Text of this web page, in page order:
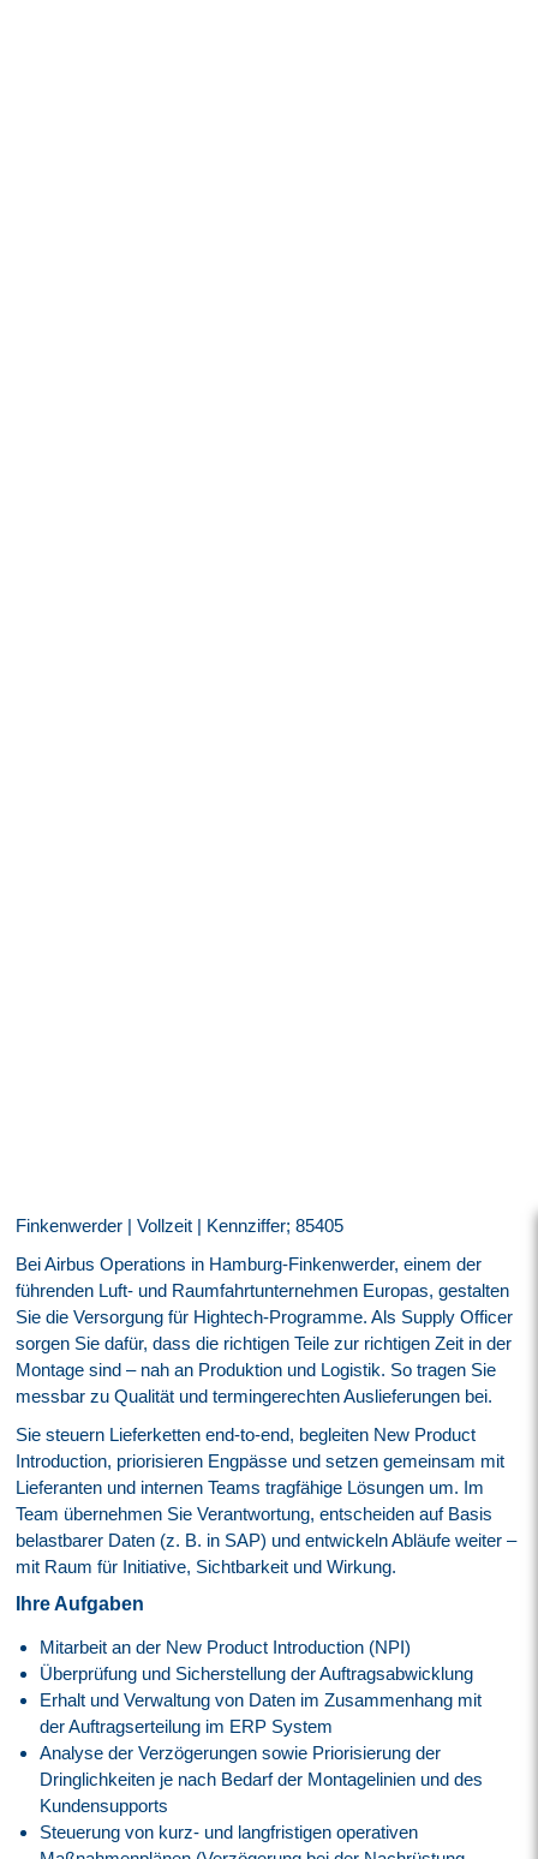
Finkenwerder | Vollzeit | Kennziffer; 85405
Bei Airbus Operations in Hamburg-Finkenwerder, einem der
führenden Luft- und Raumfahrtunternehmen Europas, gestalten
Sie die Versorgung für Hightech-Programme. Als Supply Officer
sorgen Sie dafür, dass die richtigen Teile zur richtigen Zeit in der
Montage sind – nah an Produktion und Logistik. So tragen Sie
messbar zu Qualität und termingerechten Auslieferungen bei.
Sie steuern Lieferketten end‑to‑end, begleiten New Product
Introduction, priorisieren Engpässe und setzen gemeinsam mit
Lieferanten und internen Teams tragfähige Lösungen um. Im
Team übernehmen Sie Verantwortung, entscheiden auf Basis
belastbarer Daten (z. B. in SAP) und entwickeln Abläufe weiter –
mit Raum für Initiative, Sichtbarkeit und Wirkung.
Ihre Aufgaben
Mitarbeit an der New Product Introduction (NPI)
Überprüfung und Sicherstellung der Auftragsabwicklung
Erhalt und Verwaltung von Daten im Zusammenhang mit
der Auftragserteilung im ERP System
Analyse der Verzögerungen sowie Priorisierung der
Dringlichkeiten je nach Bedarf der Montagelinien und des
Kundensupports
Steuerung von kurz- und langfristigen operativen